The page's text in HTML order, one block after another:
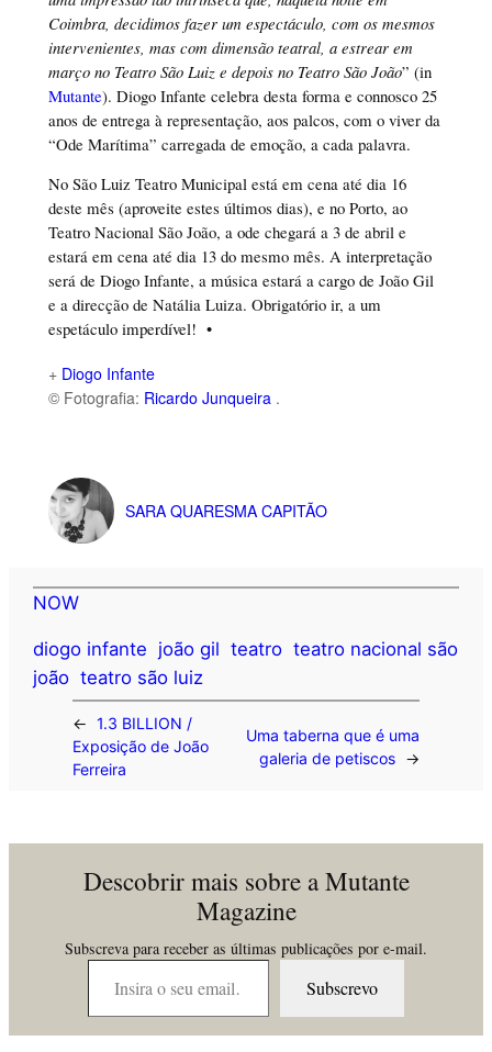
Coimbra, decidimos fazer um espectáculo, com os mesmos
intervenientes, mas com dimensão teatral, a estrear em
março no Teatro São Luiz e depois no Teatro São João” (in
Mutante). Diogo Infante celebra desta forma e connosco 25
anos de entrega à representação, aos palcos, com o viver da
“Ode Marítima” carregada de emoção, a cada palavra.
No São Luiz Teatro Municipal está em cena até dia 16
deste mês (aproveite estes últimos dias), e no Porto, ao
Teatro Nacional São João, a ode chegará a 3 de abril e
estará em cena até dia 13 do mesmo mês. A interpretação
será de Diogo Infante, a música estará a cargo de João Gil
e a direcção de Natália Luiza. Obrigatório ir, a um
espetáculo imperdível! •
+ Diogo Infante
© Fotografia: Ricardo Junqueira .
SARA QUARESMA CAPITÃO
NOW
diogo infante joão gil teatro teatro nacional são
joão teatro são luiz
←
1.3 BILLION /
Exposição de João
Ferreira
Uma taberna que é uma
galeria de petiscos
→
Descobrir mais sobre a Mutante
Magazine
Subscreva para receber as últimas publicações por e-mail.
Insira o seu email…
Subscrevo